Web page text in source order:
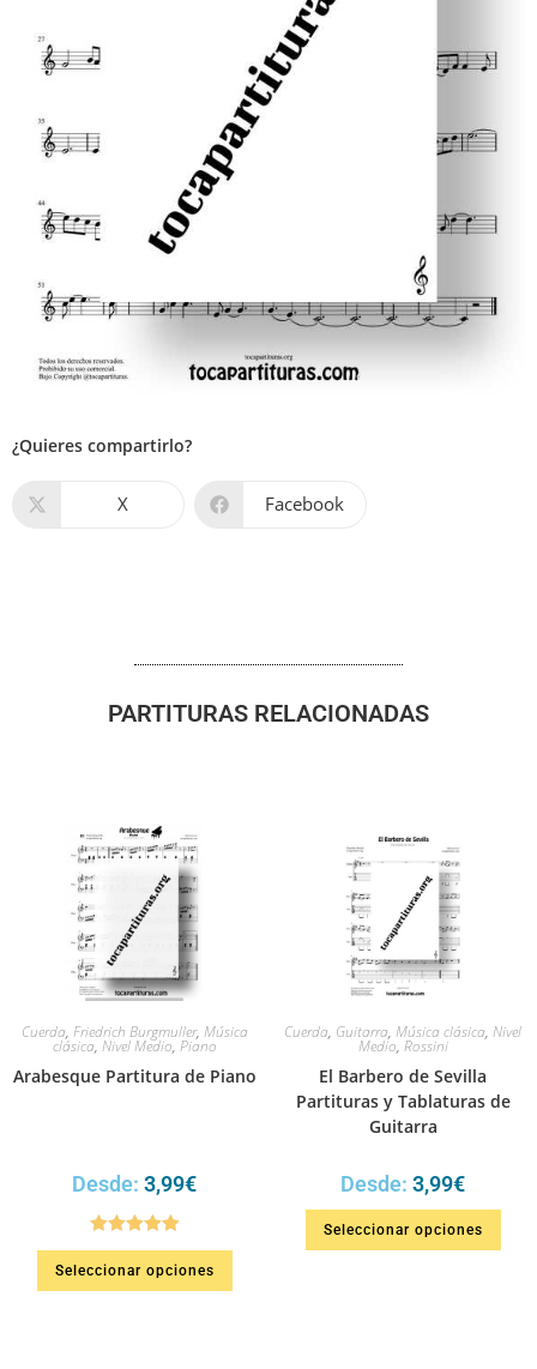
¿Quieres compartirlo?
X Facebook
PARTITURAS RELACIONADAS
Cuerda, Friedrich Burgmuller, Música
clásica, Nivel Medio, Piano
Arabesque Partitura de Piano
Desde: 3,99€
Valorado en
5.00de 5
Seleccionar opciones
Cuerda, Guitarra, Música clásica, Nivel
Medio, Rossini
El Barbero de Sevilla
Partituras y Tablaturas de
Guitarra
Desde: 3,99€
Seleccionar opciones